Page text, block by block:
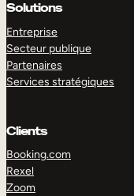
Solutions
Entreprise
Secteur publique
Partenaires
Services stratégiques
Clients
Booking.com
Rexel
Zoom